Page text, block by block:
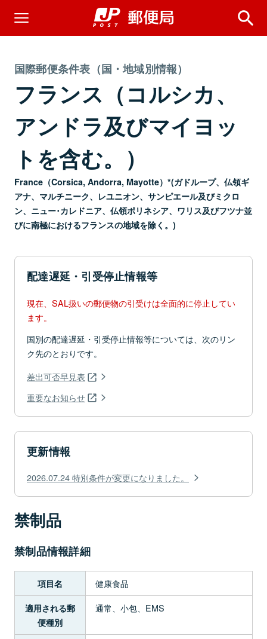
国際郵便条件表（国・地域別情報）
フランス（コルシカ、
アンドラ及びマイヨッ
トを含む。）
France（Corsica, Andorra, Mayotte）*(ガドループ、仏領ギ
アナ、マルチニーク、レユニオン、サンピエール及びミクロ
ン、ニュー･カレドニア、仏領ポリネシア、ワリス及びフツナ並
びに南極におけるフランスの地域を除く。)
配達遅延・引受停止情報等
現在、SAL扱いの郵便物の引受けは全面的に停止してい
ます。
国別の配達遅延・引受停止情報等については、次のリン
ク先のとおりです。
差出可否早見表
重要なお知らせ
更新情報
2026.07.24 特別条件が変更になりました。
禁制品
禁制品情報詳細
項目名 健康食品
適用される郵
便種別
通常、小包、EMS